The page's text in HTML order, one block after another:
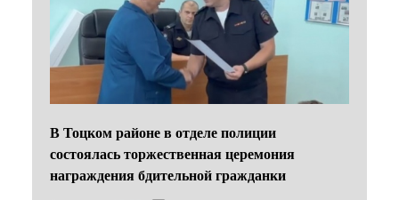
В Тоцком районе в отделе полиции
состоялась торжественная церемония
награждения бдительной гражданки